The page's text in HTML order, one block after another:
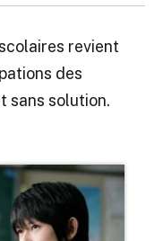
revient
des
sans solution.